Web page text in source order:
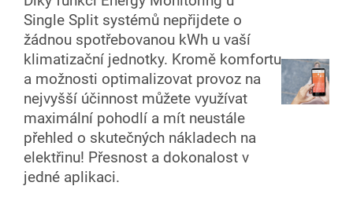
Single Split systémů nepřijdete o
žádnou spotřebovanou kWh u vaší
klimatizační jednotky. Kromě komfortu
a možnosti optimalizovat provoz na
nejvyšší účinnost můžete využívat
maximální pohodlí a mít neustále
přehled o skutečných nákladech na
elektřinu! Přesnost a dokonalost v
jedné aplikaci.